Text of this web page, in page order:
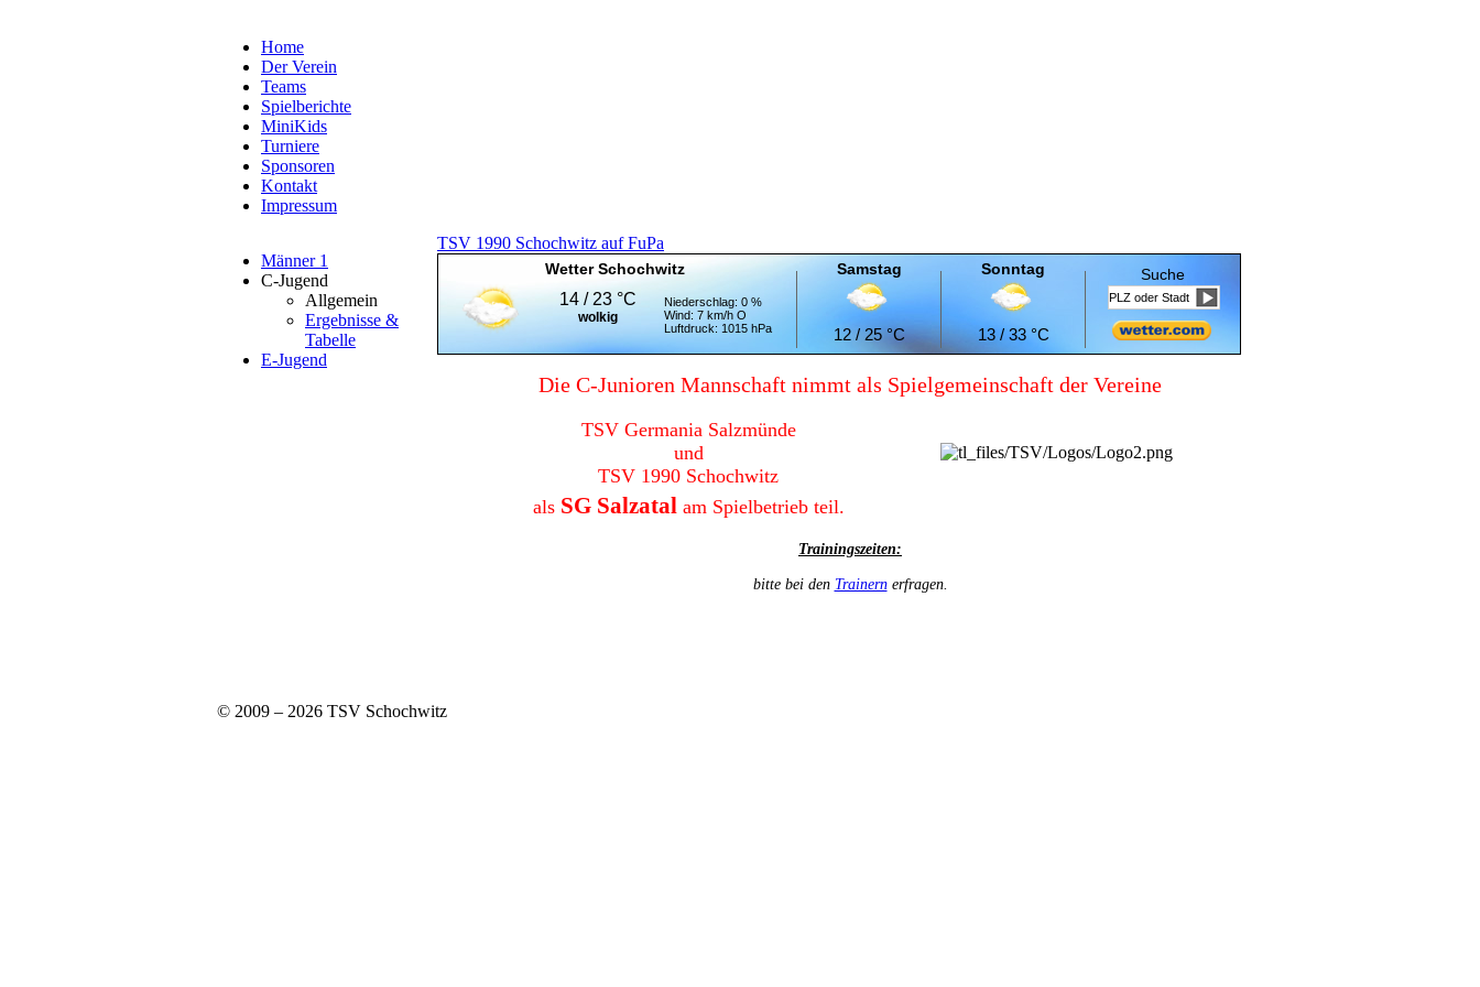
Home
Der Verein
Teams
Spielberichte
MiniKids
Turniere
Sponsoren
Kontakt
Impressum
Männer 1
C-Jugend
Allgemein
Ergebnisse &
Tabelle
E-Jugend
TSV 1990 Schochwitz auf FuPa
14 / 23 °C
wolkig
Niederschlag: 0 %
Wind: 7 km/h O
Luftdruck: 1015 hPa
Samstag
12 / 25 °C
Sonntag
13 / 33 °C
Suche
Wetter Schochwitz
Die C-Junioren Mannschaft nimmt als Spielgemeinschaft der Vereine
TSV Germania Salzmünde
und
TSV 1990 Schochwitz
als SG Salzatal am Spielbetrieb teil.
Trainingszeiten:
bitte bei den Trainernerfragen.
© 2009 – 2026 TSV Schochwitz